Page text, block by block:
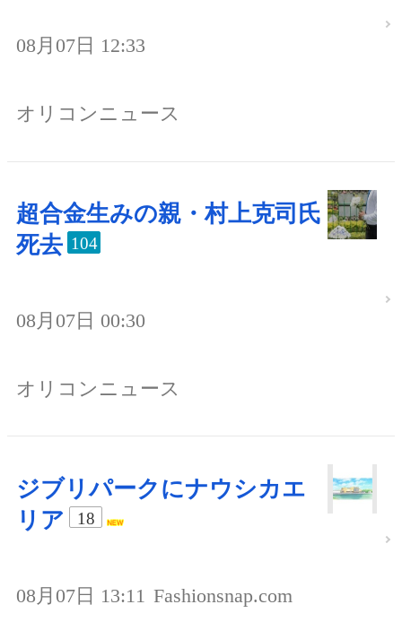
08月07日 12:33
オリコンニュース
超合金生みの親・村上克司氏
死去 104
08月07日 00:30
オリコンニュース
ジブリパークにナウシカエ
リア
18
08月07日 13:11 Fashionsnap.com